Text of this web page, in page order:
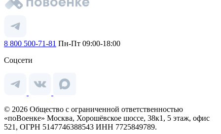
8 800 500-71-81 Пн-Пт 09:00-18:00
Соцсети
© 2026 Общество с ограниченной ответственностью
«поВоенке» Москва, Хорошёвское шоссе, 38к1, 5 этаж, офис
521, ОГРН 5147746388543 ИНН 7725849789.